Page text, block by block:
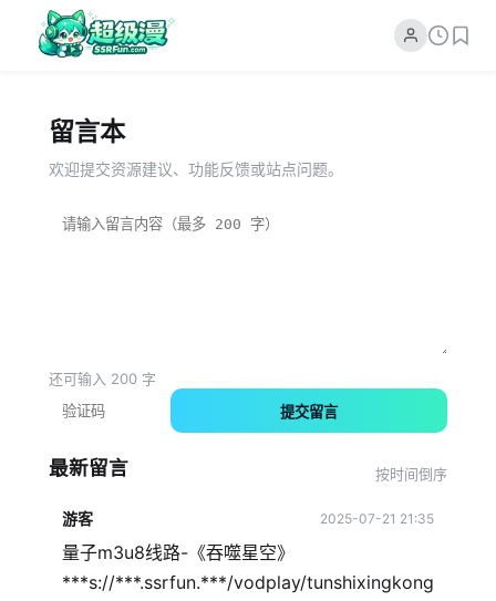
留言本
欢迎提交资源建议、功能反馈或站点问题。
还可输入 200 字
提交留言
最新留言 按时间倒序
游客 2025-07-21 21:35
量子m3u8线路-《吞噬星空》
***s://***.ssrfun.***/vodplay/tunshixingkong